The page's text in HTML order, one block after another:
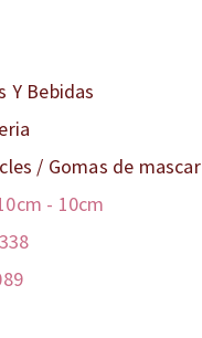
Y Bebidas
/ Gomas de mascar
- 10cm